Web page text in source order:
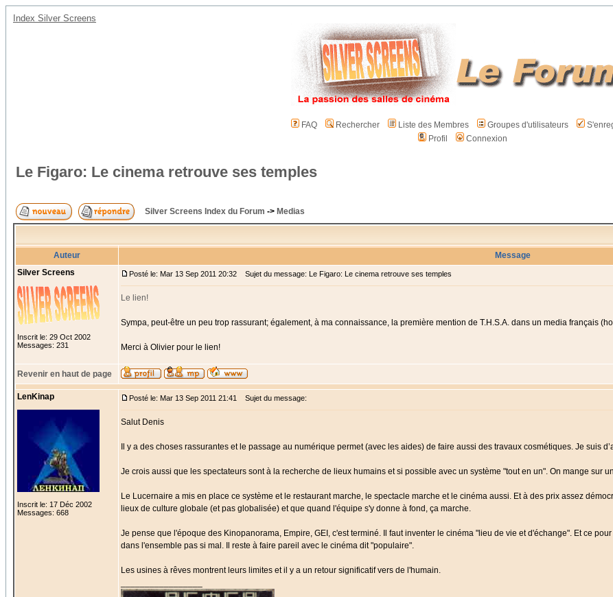
Index Silver Screens
FAQ Rechercher Liste des Membres Groupes d'utilisateurs
Profil
Connexion
Le Figaro: Le cinema retrouve ses temples
Silver Screens Index du Forum -> Medias
Auteur
Message
Silver Screens
Inscrit le: 29 Oct 2002
Messages: 231
Posté le: Mar 13 Sep 2011 20:32 Sujet du message: Le Figaro: Le cinema retrouve ses temples
Le lien!
Sympa, peut-être un peu trop rassurant; également, à ma connaissance, la première mention de T.H.S.A. dans un media français
Merci à Olivier pour le lien!
Revenir en haut de page
LenKinap
Inscrit le: 17 Déc 2002
Messages: 668
Posté le: Mar 13 Sep 2011 21:41 Sujet du message:
Salut Denis
Il y a des choses rassurantes et le passage au numérique permet (avec les aides) de faire aussi des travaux cosmétiques. Je suis
Je crois aussi que les spectateurs sont à la recherche de lieux humains et si possible avec un système "tout en un". On mange sur
Le Lucernaire a mis en place ce système et le restaurant marche, le spectacle marche et le cinéma aussi. Et à des prix assez
lieux de culture globale (et pas globalisée) et que quand l'équipe s'y donne à fond, ça marche.
Je pense que l'époque des Kinopanorama, Empire, GEI, c'est terminé. Il faut inventer le cinéma "lieu de vie et d'échange". Et ce
dans l'ensemble pas si mal. Il reste à faire pareil avec le cinéma dit "populaire".
Les usines à rêves montrent leurs limites et il y a un retour significatif vers de l'humain.